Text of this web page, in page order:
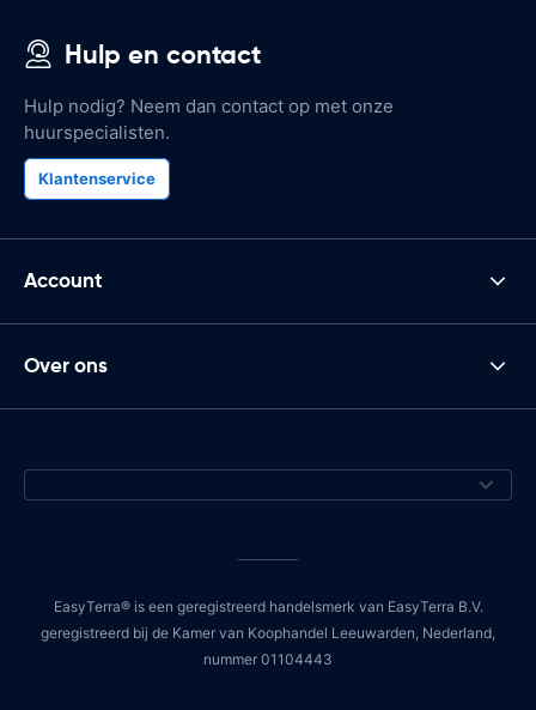
Hulp en contact
Hulp nodig? Neem dan contact op met onze
huurspecialisten.
Klantenservice
Account
Over ons
EasyTerra® is een geregistreerd handelsmerk van EasyTerra B.V.
geregistreerd bij de Kamer van Koophandel Leeuwarden, Nederland,
nummer 01104443